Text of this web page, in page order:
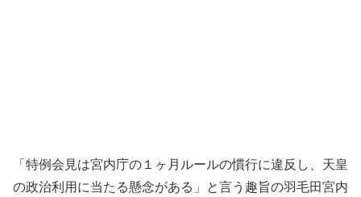
「特例会見は宮内庁の１ヶ月ルールの慣行に違反し、天皇
の政治利用に当たる懸念がある」と言う趣旨の羽毛田宮内